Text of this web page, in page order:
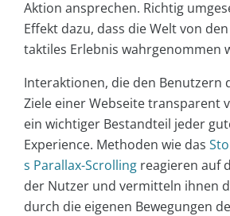
Aktion ansprechen. Richtig
Effekt dazu, dass die Welt von
taktiles Erlebnis wahrgenommen
Interaktionen, die den Benutzern
Ziele einer Webseite transparent
ein wichtiger Bestandteil jeder
Experience. Methoden wie das
s Parallax-Scrolling reagieren auf
der Nutzer und vermitteln ihnen
durch die eigenen Bewegungen